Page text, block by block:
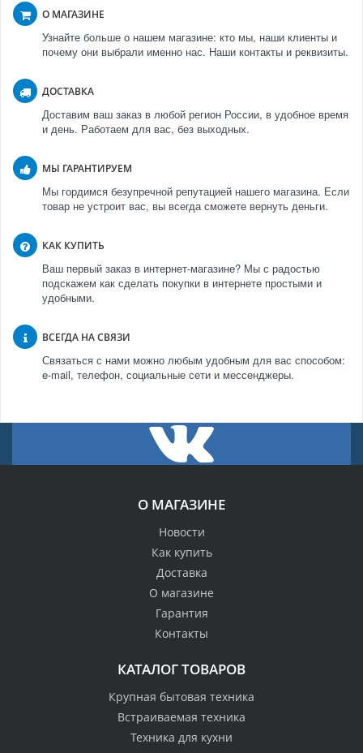
О МАГАЗИНЕ
Узнайте больше о нашем магазине: кто мы, наши клиенты и
почему они выбрали именно нас. Наши контакты и реквизиты.
ДОСТАВКА
Доставим ваш заказ в любой регион России, в удобное время
и день. Работаем для вас, без выходных.
МЫ ГАРАНТИРУЕМ
Мы гордимся безупречной репутацией нашего магазина. Если
товар не устроит вас, вы всегда сможете вернуть деньги.
КАК КУПИТЬ
Ваш первый заказ в интернет-магазине? Мы с радостью
подскажем как сделать покупки в интернете простыми и
удобными.
ВСЕГДА НА СВЯЗИ
Связаться с нами можно любым удобным для вас способом:
e-mail, телефон, социальные сети и мессенджеры.
О МАГАЗИНЕ
Новости
Как купить
Доставка
О магазине
Гарантия
Контакты
КАТАЛОГ ТОВАРОВ
Крупная бытовая техника
Встраиваемая техника
Техника для кухни